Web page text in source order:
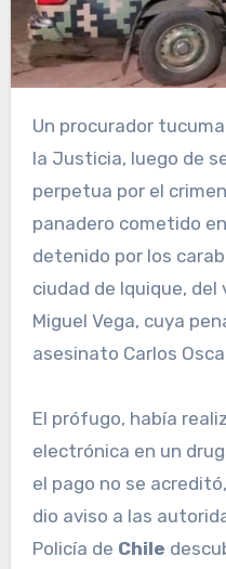
Un procurador tucumano que estaba prófugo de
la Justicia, luego de
perpetua por el
panadero cometido
detenido por los
ciudad de Iquique,
Miguel Vega, cuya
asesinato Carlos
El prófugo, había
electrónica en un
el pago no se
dio aviso a las
Policía de Chile